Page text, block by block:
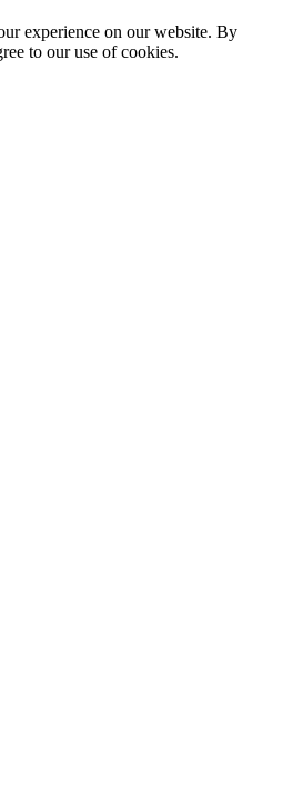
experience on our website. By
to our use of cookies.